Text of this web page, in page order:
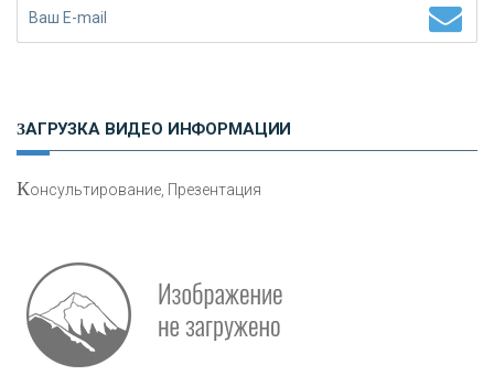
ЗАГРУЗКА ВИДЕО ИНФОРМАЦИИ
Консультирование, Презентация